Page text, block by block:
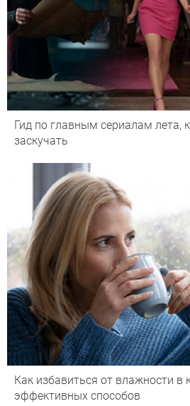
Гид по главным сериалам лета,
заскучать
Как избавиться от влажности в
эффективных способов